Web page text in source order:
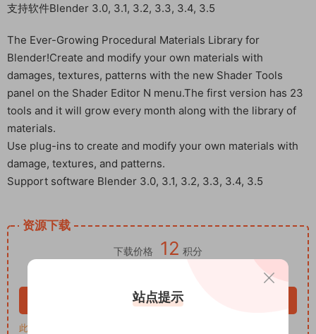
支持软件Blender 3.0, 3.1, 3.2, 3.3, 3.4, 3.5
The Ever-Growing Procedural Materials Library for
Blender!Create and modify your own materials with
damages, textures, patterns with the new Shader Tools
panel on the Shader Editor N menu.The first version has 23
tools and it will grow every month along with the library of
materials.
Use plug-ins to create and modify your own materials with
damage, textures, and patterns.
Support software Blender 3.0, 3.1, 3.2, 3.3, 3.4, 3.5
资源下载
下载价格 12 积分
立即购买
此资源购买后30天内可下载。客服QQ：652268626
站点提示